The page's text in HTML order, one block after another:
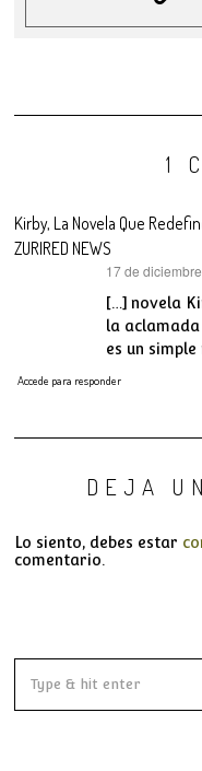
1
Kirby, La Novela Que
ZURIRED NEWS
17 de
[…] novela
la aclamada
es un
Accede para responder
DEJA
Lo siento, debes estar
comentario.